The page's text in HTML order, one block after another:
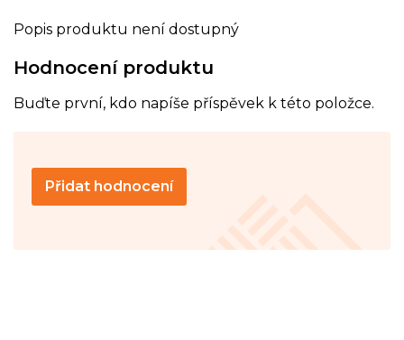
Popis produktu není dostupný
Hodnocení produktu
Buďte první, kdo napíše příspěvek k této položce.
Přidat hodnocení